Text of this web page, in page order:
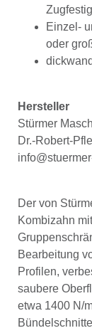
Einzel-
oder
Hersteller
Stürmer
Dr.-Robert-
Der von
Kombizahn
Bearbeitung
Profilen,
saubere
etwa 1400 N/